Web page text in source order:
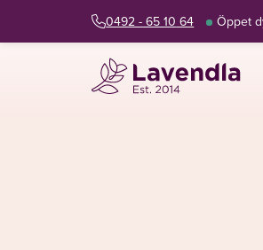
0492 - 65 10 64 Öppet